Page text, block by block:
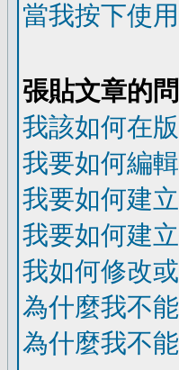
當我按下使
張貼文章的
我該如何在
我要如何編
我要如何建
我要如何建
我如何修改
為什麼我不
為什麼我不